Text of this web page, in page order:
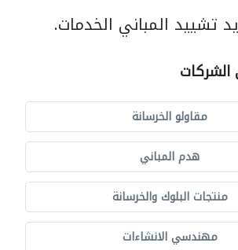
تشييد المباني الخدمات.
الشركات
مقاولو الخرسانة
هدم المباني
منتجات البلوك والخرسانة
مهندسي الانشاءات